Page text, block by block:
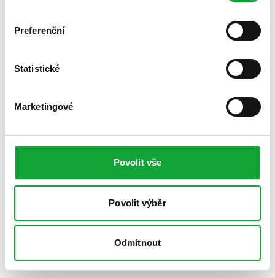
Preferenční
Statistické
Marketingové
Povolit vše
Povolit výběr
Odmítnout